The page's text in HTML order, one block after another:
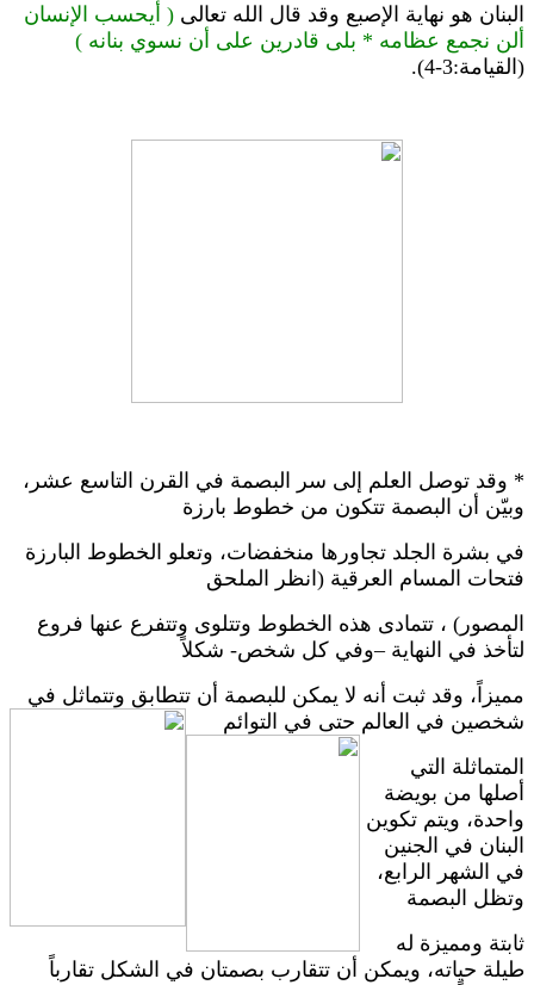
البنان هو نهاية الإصبع وقد قال الله تعالى ( أيحسب الإنسان
ألن نجمع عظامه * بلى قادرين على أن نسوي بنانه )
(القيامة:3-4).
* وقد توصل العلم إلى سر البصمة في القرن التاسع عشر،
وبيّن أن البصمة تتكون من خطوط بارزة
في بشرة الجلد تجاورها منخفضات، وتعلو الخطوط البارزة
فتحات المسام العرقية (انظر الملحق
المصور) ، تتمادى هذه الخطوط وتتلوى وتتفرع عنها فروع
لتأخذ في النهاية –وفي كل شخص- شكلاً
مميزاً، وقد ثبت أنه لا يمكن للبصمة أن تتطابق وتتماثل في
شخصين في العالم حتى في التوائم
المتماثلة التي
أصلها من بويضة
واحدة، ويتم تكوين
البنان في الجنين
في الشهر الرابع،
وتظل البصمة
ثابتة ومميزة له
طيلة حياته، ويمكن أن تتقارب بصمتان في الشكل تقارباً